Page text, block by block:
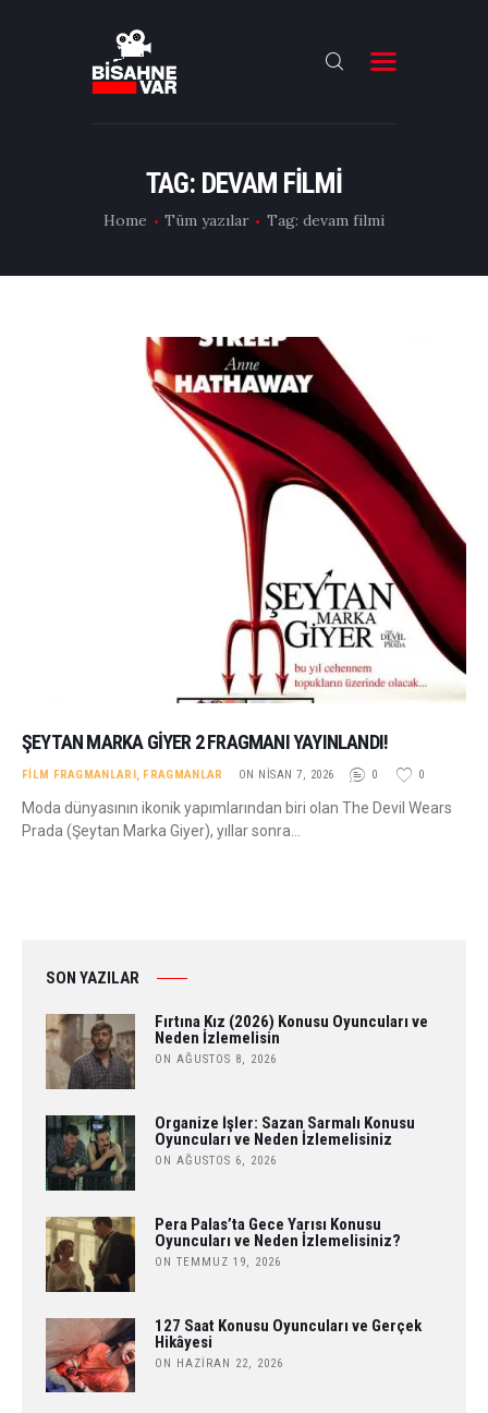
TAG: DEVAM FILMI
Home Tüm yazılar Tag: devam filmi
FILMLER
DIZILER
ŞEYTAN MARKA GIYER 2 FRAGMANI YAYINLANDI!
FILM FRAGMANLARI, FRAGMANLAR ON NISAN 7, 2026 0 0
Moda dünyasının ikonik yapımlarından biri olan The Devil Wears
Prada (Şeytan Marka Giyer), yıllar sonra…
SON YAZILAR
Fırtına Kız (2026) Konusu Oyuncuları ve
Neden İzlemelisin
ON AĞUSTOS 8, 2026
Organize İşler: Sazan Sarmalı Konusu
Oyuncuları ve Neden İzlemelisiniz
ON AĞUSTOS 6, 2026
Pera Palas’ta Gece Yarısı Konusu
Oyuncuları ve Neden İzlemelisiniz?
ON TEMMUZ 19, 2026
127 Saat Konusu Oyuncuları ve Gerçek
Hikâyesi
ON HAZIRAN 22, 2026